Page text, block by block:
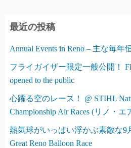
ー
最近の投稿
Annual Events in Reno – 主な毎年
フライガイザー限定一般公開！
opened to the public
心躍る空のレース！ @ STIHL
Championship Air Races (リノ・エ
熱気球がいっぱい浮かぶ素敵な9
Great Reno Balloon Race